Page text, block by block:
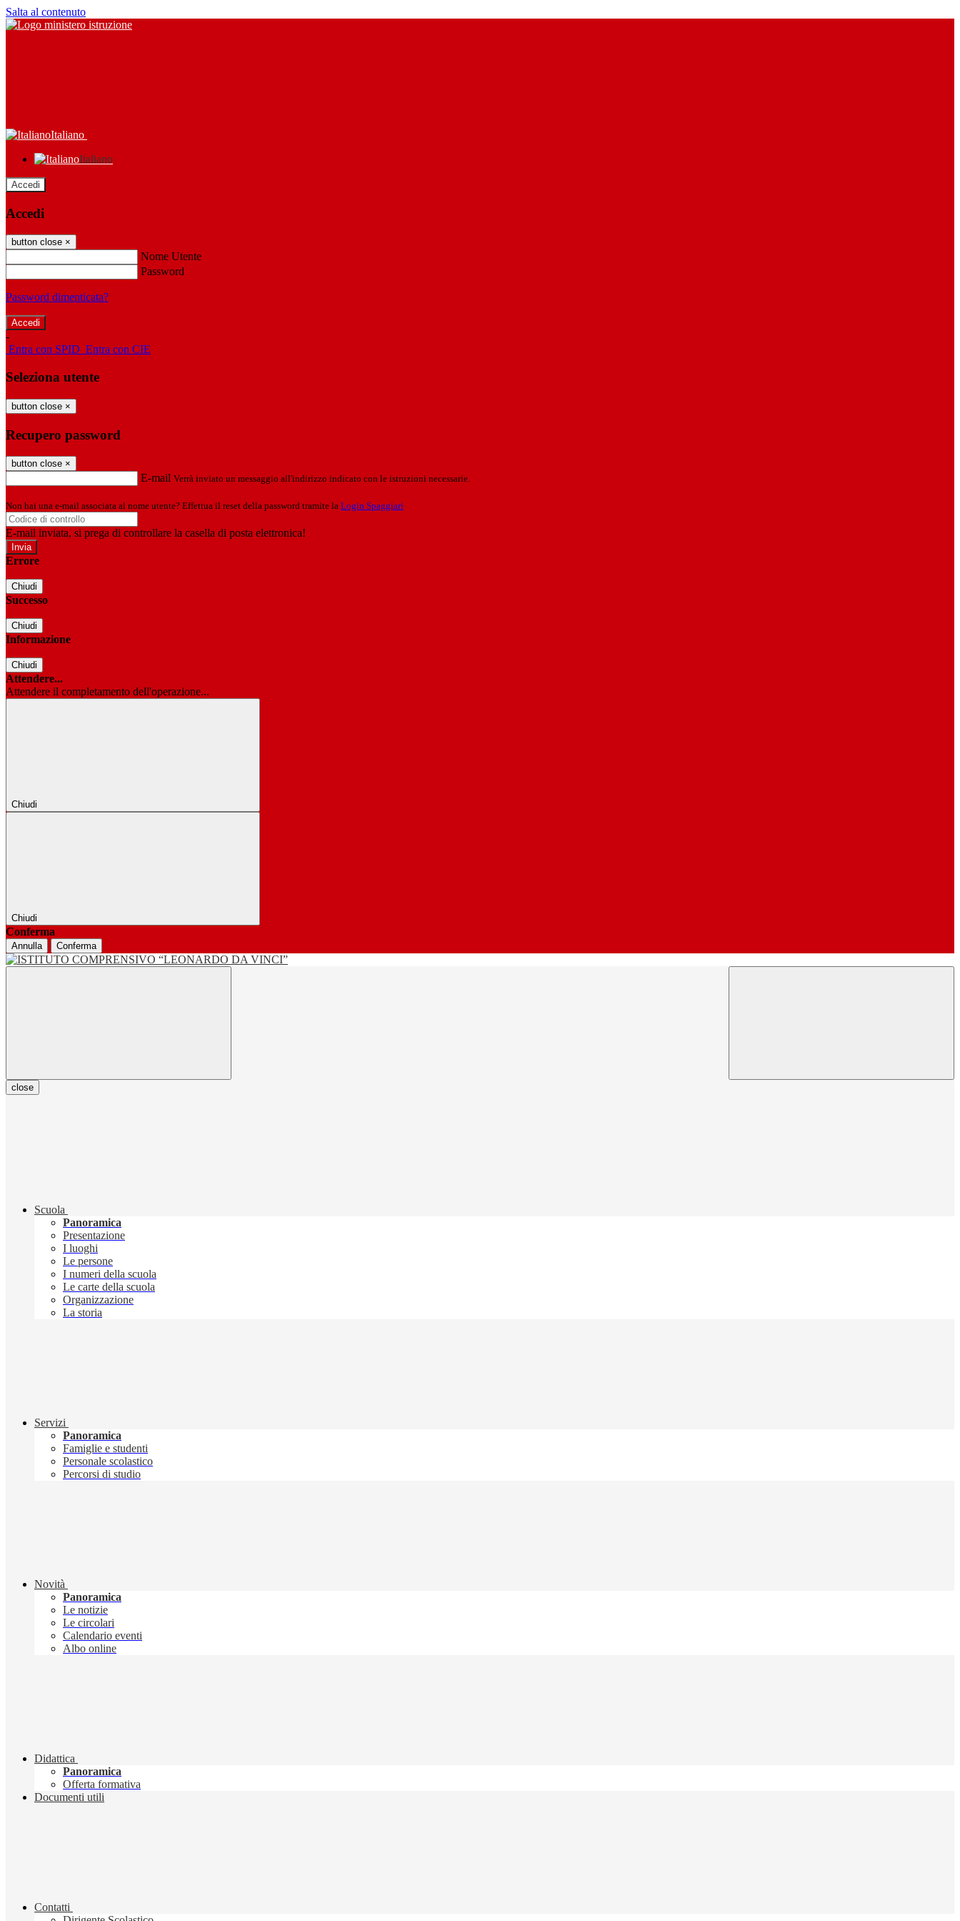
Salta al contenuto
Italiano
Italiano
Accedi
Accedi
button close ×
Nome Utente
Password
Password dimenticata?
-
Entra con SPID Entra con CIE
Seleziona utente
button close ×
Recupero password
button close ×
E-mail Verrà inviato un messaggio all'indirizzo indicato con le istruzioni necessarie.
Non hai una e-mail associata al nome utente? Effettua il reset della password tramite la Login Spaggiari
E-mail inviata, si prega di controllare la casella di posta elettronica!
Errore
Chiudi
Successo
Chiudi
Informazione
Chiudi
Attendere...
Attendere il completamento dell'operazione...
Chiudi
Chiudi
Conferma
Annulla Conferma
close
Scuola
Panoramica
Presentazione
I luoghi
Le persone
I numeri della scuola
Le carte della scuola
Organizzazione
La storia
Servizi
Panoramica
Famiglie e studenti
Personale scolastico
Percorsi di studio
Novità
Panoramica
Le notizie
Le circolari
Calendario eventi
Albo online
Didattica
Panoramica
Offerta formativa
Documenti utili
Contatti